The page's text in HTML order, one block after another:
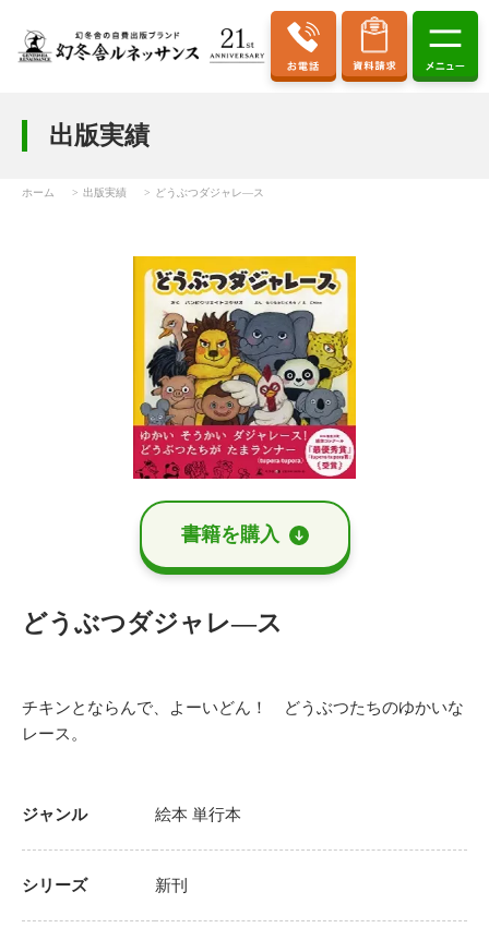
出版実績
ホーム 出版実績 どうぶつダジャレ―ス
書籍を購⼊
どうぶつダジャレ―ス
チキンとならんで、よーいどん！ どうぶつたちのゆかいな
レース。
ジャンル 絵本 単行本
シリーズ 新刊